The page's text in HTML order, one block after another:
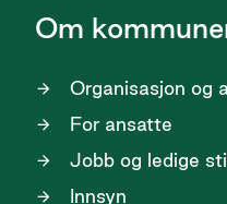
Om
Organisasjon og
For ansatte
Jobb og ledige
Innsyn